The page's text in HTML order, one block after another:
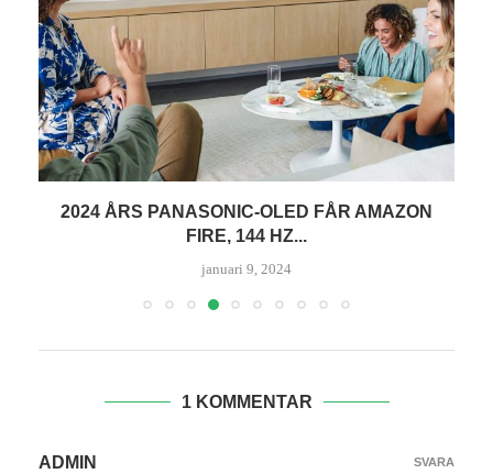
2024 ÅRS PANASONIC-OLED FÅR AMAZON
FIRE, 144 HZ...
januari 9, 2024
1 KOMMENTAR
ADMIN